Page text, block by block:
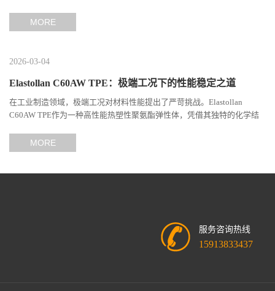
MORE
2026-03-04
Elastollan C60AW TPE：极端工况下的性能稳定之道
在工业制造领域，极端工况对材料性能提出了严苛挑战。Elastollan
C60AW TPE作为一种高性能热塑性聚氨酯弹性体，凭借其独特的化学结
MORE
服务咨询热线
15913833437